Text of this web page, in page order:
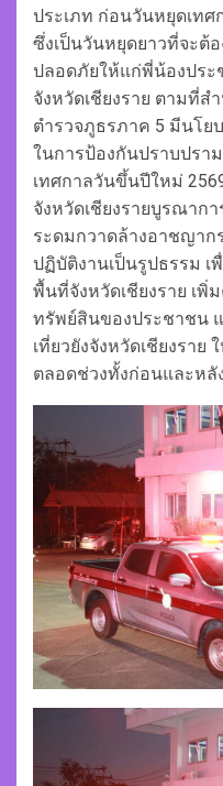
ประเภท ก่อนวันหยุดเท
ซึ่งเป็นวันหยุดยาวที่จะต้
ปลอดภัยให้แก่พี่น้องปร
จังหวัดเชียงราย ตามที่ส
ตำรวจภูธรภาค 5 มีนโย
ในการป้องกันปราบปร
เทศกาลวันขึ้นปีใหม่
จังหวัดเชียงรายบูรณาก
ระดมกวาดล้างอาชญาก
ปฏิบัติงานเป็นรูปธรรม
พื้นที่จังหวัดเชียงราย เ
ทรัพย์สินของประชาชน
เที่ยวยังจังหวัดเชียงรา
ตลอดช่วงทั้งก่อนและหลั